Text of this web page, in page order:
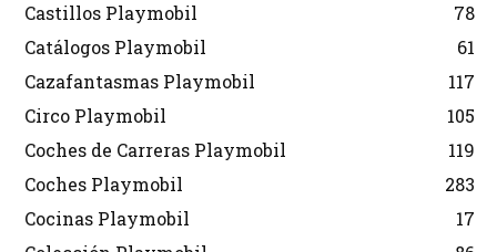
Castillos Playmobil
78
Catálogos Playmobil
61
Cazafantasmas Playmobil
117
Circo Playmobil
105
Coches de Carreras Playmobil
119
Coches Playmobil
283
Cocinas Playmobil
17